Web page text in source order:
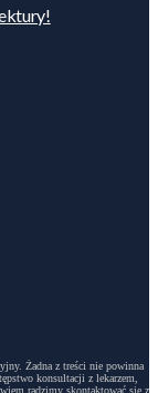
Żadna z treści nie powinna
konsultacji z lekarzem,